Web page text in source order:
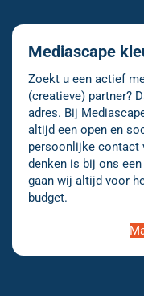
Mediascape
Zoekt u een actief
(creatieve) partner?
adres. Bij
altijd een open en
persoonlijke contact
denken is bij ons
gaan wij altijd voor
budget.